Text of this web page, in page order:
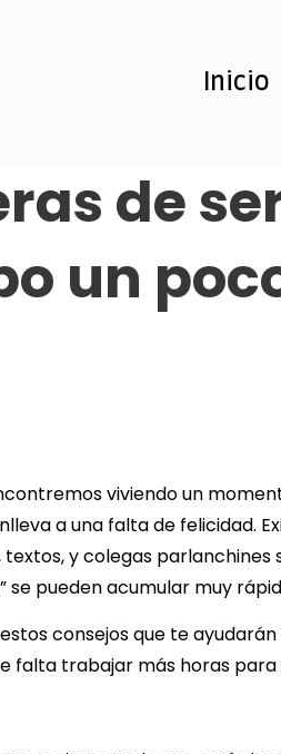
Inicio
de
un
viviendo un
a una falta de felicidad.
textos, y colegas
se pueden acumular muy
consejos que te
falta trabajar más horas